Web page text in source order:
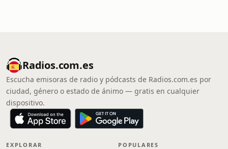
Radios.com.es
Escucha emisoras de radio y pódcasts de Radios.com.es por
ciudad, género o estado de ánimo — gratis en cualquier
dispositivo.
EXPLORAR POPULARES